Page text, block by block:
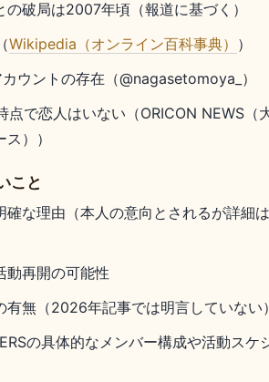
の破局は2007年頃（報道に基づく）
Wikipedia（オンライン百科事典） ）
ウントの存在（@nagasetomoya_）
点で恋人はいない（ORICON NEWS（
））
こと
確な理由（本人の意向とされるが詳細
動再開の可能性
有無（2026年記事では明言していない
の具体的なメンバー構成や活動スケ